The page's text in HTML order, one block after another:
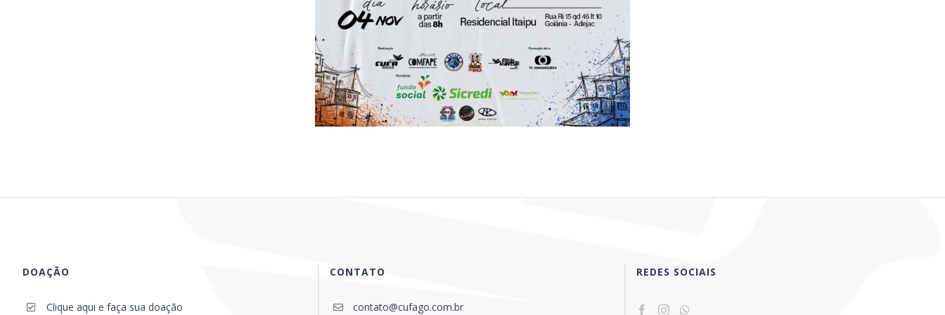
DOAÇÃO
Clique aqui e faça sua doação
CONTATO
contato@cufago.com.br
REDES SOCIAIS